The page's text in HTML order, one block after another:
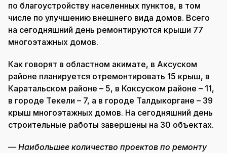
по благоустройству населенных пунктов, в том
числе по улучшению внешнего вида домов. Всего
на сегодняшний день ремонтируются крыши 77
многоэтажных домов.
Как говорят в областном акимате, в Аксуском
районе планируется отремонтировать 15 крыш, в
Каратальском районе – 5, в Коксуском районе – 11,
в городе Текели – 7, а в городе Талдыкоргане – 39
крыш многоэтажных домов. На сегодняшний день
строительные работы завершены на 30 объектах.
— Наибольшее количество проектов по ремонту